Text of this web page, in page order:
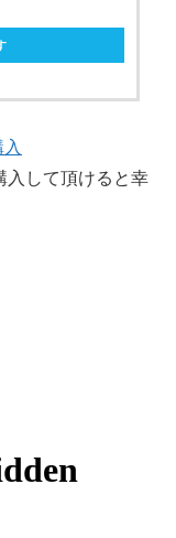
入して頂けると幸